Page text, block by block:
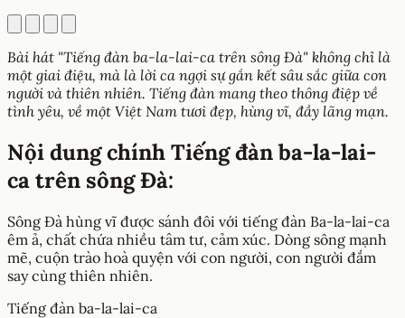
Bài hát "Tiếng đàn ba-la-lai-ca trên sông Đà" không chỉ là
một giai điệu, mà là lời ca ngợi sự gắn kết sâu sắc giữa con
người và thiên nhiên. Tiếng đàn mang theo thông điệp về
tình yêu, về một Việt Nam tươi đẹp, hùng vĩ, đầy lãng mạn.
Nội dung chính Tiếng đàn ba-la-lai-
ca trên sông Đà:
Sông Đà hùng vĩ được sánh đôi với tiếng đàn Ba-la-lai-ca
êm ả, chất chứa nhiều tâm tư, cảm xúc. Dòng sông mạnh
mẽ, cuộn trào hoà quyện với con người, con người đắm
say cùng thiên nhiên.
Tiếng đàn ba-la-lai-ca